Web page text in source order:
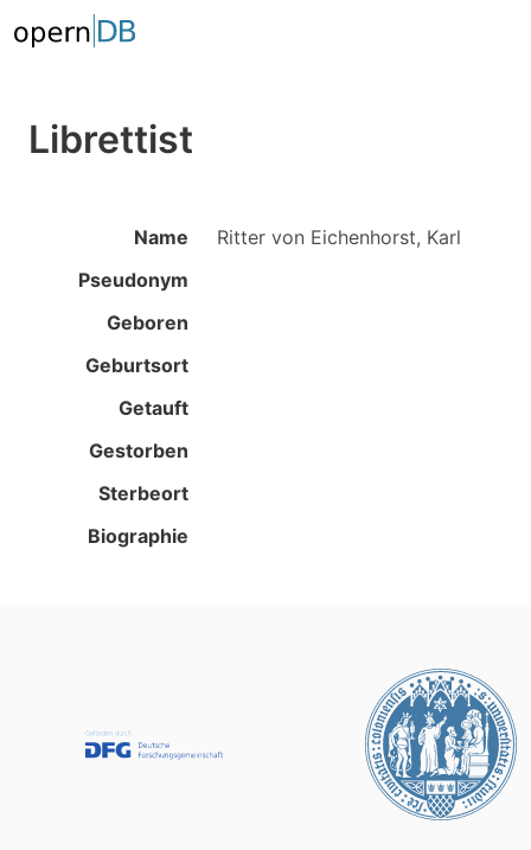
Librettist
Name
Ritter von Eichenhorst, Karl
Pseudonym
Geboren
Geburtsort
Getauft
Gestorben
Sterbeort
Biographie